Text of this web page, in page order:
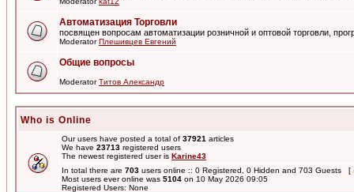
Автоматизация Торговли
посвящен вопросам автоматизации розничной и оптовой торговли,
ModeratorПлешивцев Евгений
Общие вопросы
ModeratorТитов Александр
Who is Online
Our users have posted a total of 37921 articles
We have 23713 registered users
The newest registered user is Karine43
In total there are 703 users online :: 0 Registered, 0 Hidden and 703 Guests [
Most users ever online was 5104 on 10 May 2026 09:05
Registered Users: None